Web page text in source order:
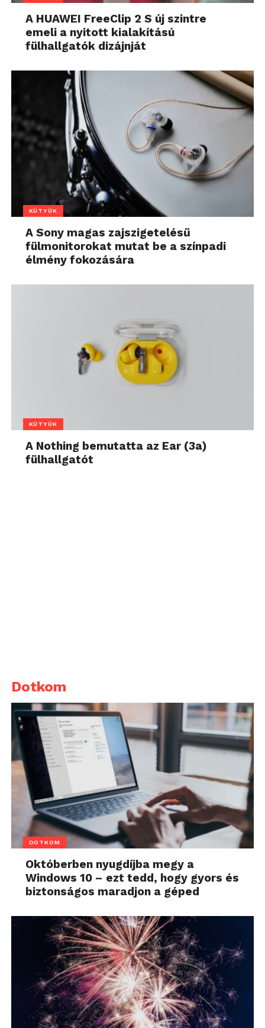
A HUAWEI FreeClip 2 S új szintre
emeli a nyitott kialakítású
fülhallgatók dizájnját
KÜTYÜK
A Sony magas zajszigetelésű
fülmonitorokat mutat be a színpadi
élmény fokozására
KÜTYÜK
A Nothing bemutatta az Ear (3a)
fülhallgatót
Dotkom
DOTKOM
Októberben nyugdíjba megy a
Windows 10 – ezt tedd, hogy gyors és
biztonságos maradjon a géped